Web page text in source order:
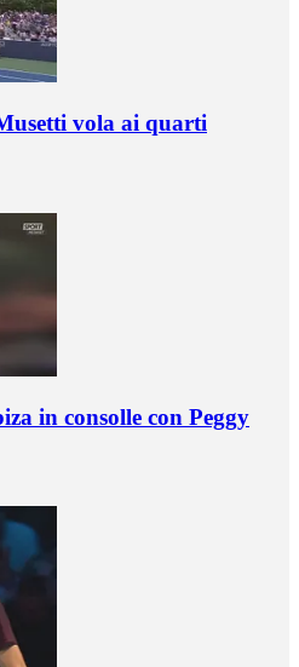
vola ai quarti
in consolle con Peggy